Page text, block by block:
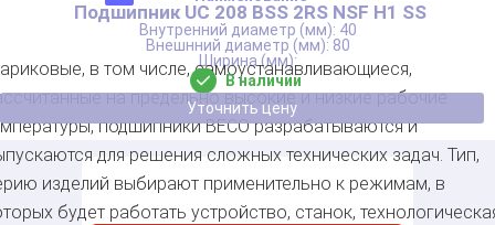
Подшипник UC 208 BSS 2RS NSF H1 SS
40
80
В наличии
Уточнить цену
в том числе, самоустанавливающиеся,
на предельно высокие и низкие рабочие
подшипники BECO разрабатываются и
для решения сложных технических задач. Тип,
изделий выбирают применительно к режимам, в
будет работать устройство, станок,